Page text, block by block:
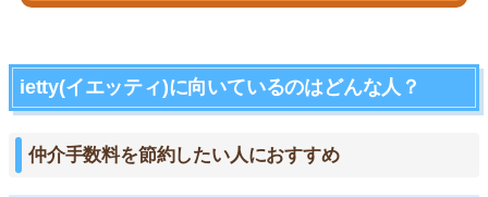
ietty(イエッティ)に向いているのはどんな人？
仲介手数料を節約したい人におすすめ